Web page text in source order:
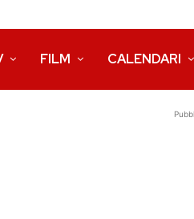
FILM CALENDARI